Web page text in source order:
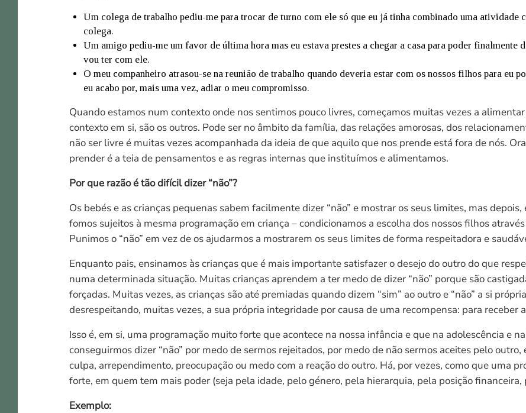
Um colega de trabalho pediu-me para trocar de turno com ele só que eu já tinha combinado uma atividade
colega.
Um amigo pediu-me um favor de última hora mas eu estava prestes a chegar a casa para poder finalmente
vou ter com ele.
O meu companheiro atrasou-se na reunião de trabalho quando deveria estar com os nossos filhos para eu
eu acabo por, mais uma vez, adiar o meu compromisso.
Quando estamos num contexto onde nos sentimos pouco livres, começamos muitas vezes a
contexto em si, são os outros. Pode ser no âmbito da família, das relações amorosas, dos
não ser livre é muitas vezes acompanhada da ideia de que aquilo que nos prende está fora de nós.
prender é a teia de pensamentos e as regras internas que instituímos e alimentamos.
Por que razão é tão difícil dizer “não”?
Os bebés e as crianças pequenas sabem facilmente dizer “não” e mostrar os seus limites, mas
fomos sujeitos à mesma programação em criança – condicionamos a escolha dos nossos filhos
Punimos o “não” em vez de os ajudarmos a mostrarem os seus limites de forma respeitadora e
Enquanto pais, ensinamos às crianças que é mais importante satisfazer o desejo do outro do que
numa determinada situação. Muitas crianças aprendem a ter medo de dizer “não” porque são
forçadas. Muitas vezes, as crianças são até premiadas quando dizem “sim” ao outro e “não” a si
desrespeitando, muitas vezes, a sua própria integridade por causa de uma recompensa: para receber
Isso é, em si, uma programação muito forte que acontece na nossa infância e que na adolescência e
conseguirmos dizer “não” por medo de sermos rejeitados, por medo de não sermos aceites pelo outro,
culpa, arrependimento, preocupação ou medo com a reação do outro. Há, por vezes, como que uma
forte, em quem tem mais poder (seja pela idade, pelo género, pela hierarquia, pela posição
Exemplo: